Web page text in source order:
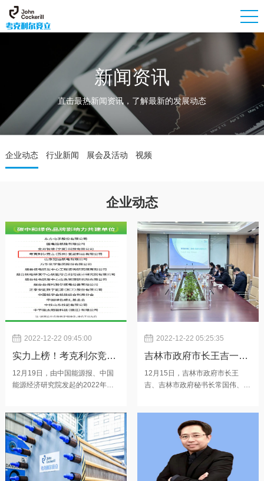
新闻资讯
直击最热新闻资讯，了解最新的发展动态
企业动态 行业新闻 展会及活动 视频
企业动态
2022-12-22 09:45:00
实力上榜！考克利尔竞立
荣获2022年度碳中和绿色
品牌影响力共建单位
12月19日，由中国能源报、中国
能源经济研究院发起的2022年
尔竞立凭借全球领先的技术、创新
可靠的产品和具有示范意义的应用
案例，脱颖而出成为本次评选中唯
一获此殊荣的制氢装备企业。“碳
中和绿色品牌影响力共建单位”是
2022-12-22 05:25:35
吉林市政府市长王吉一行
领导莅临考克利尔竞立调
研
12月15日，吉林市政府市长王
吉、吉林市政府秘书长常国伟、吉
春艳一行领导莅临考克利尔竞立调
研。考克利尔竞立总经理林立邦、
副总经理高书等人接待了王市长一
行并展开座谈，座谈中，他们表示
吉林可再生能源丰富，发展绿氢产